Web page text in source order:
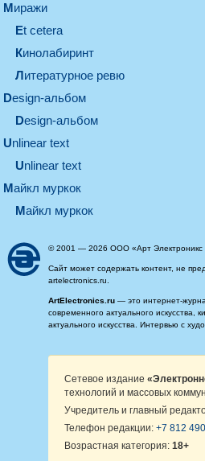
миражи
et cetera
кинолабиринт
литературное ревю
design-альбом
design-альбом
unlinear text
Unlinear text
майкл муркок
майкл муркок
© 2001 — 2026 ООО «Арт Электроникс
Сайт может содержать контент, не
artelectronics.ru.
ArtElectronics.ru — это интернет-
современного актуального
актуального искусства. Интервью с
Сетевое издание
технологий и массовых
Учредитель и главный
Телефон редакции: +7 812
Возрастная категория: 18+